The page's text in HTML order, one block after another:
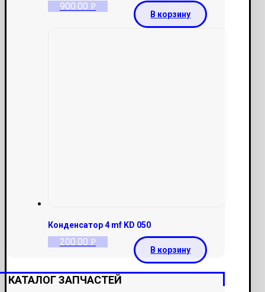
900.00 Р
В корзину
Конденсатор 4 mf KD 050
200.00 Р
В корзину
КАТАЛОГ ЗАПЧАСТЕЙ